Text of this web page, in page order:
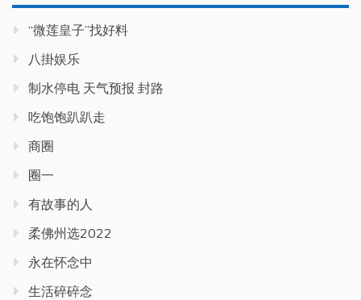
“微莲皇子”找好料
八掛娱乐
制水停电 天气预报 封路
吃饱饱趴趴走
商圈
圈一
有故事的人
柔佛州选2022
永在怀念中
生活碎碎念